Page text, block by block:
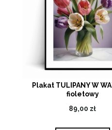
Plakat TULIPANY W
fioletowy
89,00 zł